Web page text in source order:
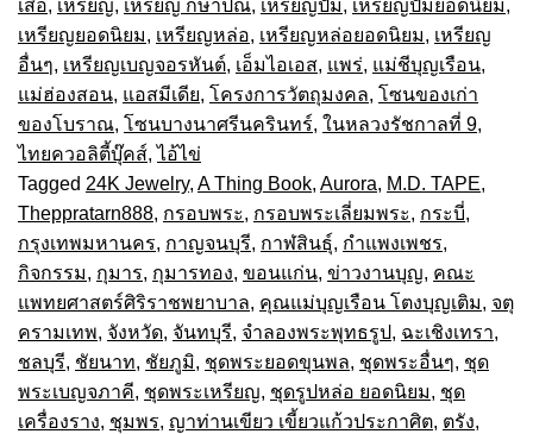
เสือ, เหรียญ, เหรียญ กษาปณ์, เหรียญปั้ม, เหรียญปั๊มยอดนิยม,
เหรียญยอดนิยม, เหรียญหล่อ, เหรียญหล่อยอดนิยม, เหรียญ
อื่นๆ, เหรียญเบญจอรหันต์, เอ็มไอเอส, แพร่, แม่ชีบุญเรือน,
แม่ฮ่องสอน, แอสมีเดีย, โครงการวัตถุมงคล, โซนของเก่า
ของโบราณ, โซนบางนาศรีนครินทร์, ในหลวงรัชกาลที่ 9,
ไทยควอลิตี้บุ๊คส์,ไอ้ไข่
Tagged 24K Jewelry, A Thing Book, Aurora, M.D. TAPE,
Theppratarn888, กรอบพระ, กรอบพระเลี่ยมพระ, กระบี่,
กรุงเทพมหานคร, กาญจนบุรี, กาฬสินธุ์, กำแพงเพชร,
กิจกรรม, กุมาร, กุมารทอง, ขอนแก่น, ข่าวงานบุญ, คณะ
แพทยศาสตร์ศิริราชพยาบาล, คุณแม่บุญเรือน โตงบุญเติม, จตุ
ครามเทพ, จังหวัด, จันทบุรี, จำลองพระพุทธรูป, ฉะเชิงเทรา,
ชลบุรี, ชัยนาท, ชัยภูมิ, ชุดพระยอดขุนพล, ชุดพระอื่นๆ, ชุด
พระเบญจภาคี, ชุดพระเหรียญ, ชุดรูปหล่อ ยอดนิยม, ชุด
เครื่องราง, ชุมพร, ญาท่านเขียว เขี้ยวแก้วประกาศิต, ตรัง,